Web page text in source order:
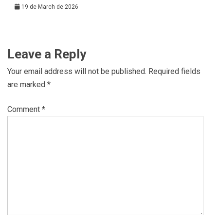
19 de March de 2026
Leave a Reply
Your email address will not be published. Required fields
are marked *
Comment *